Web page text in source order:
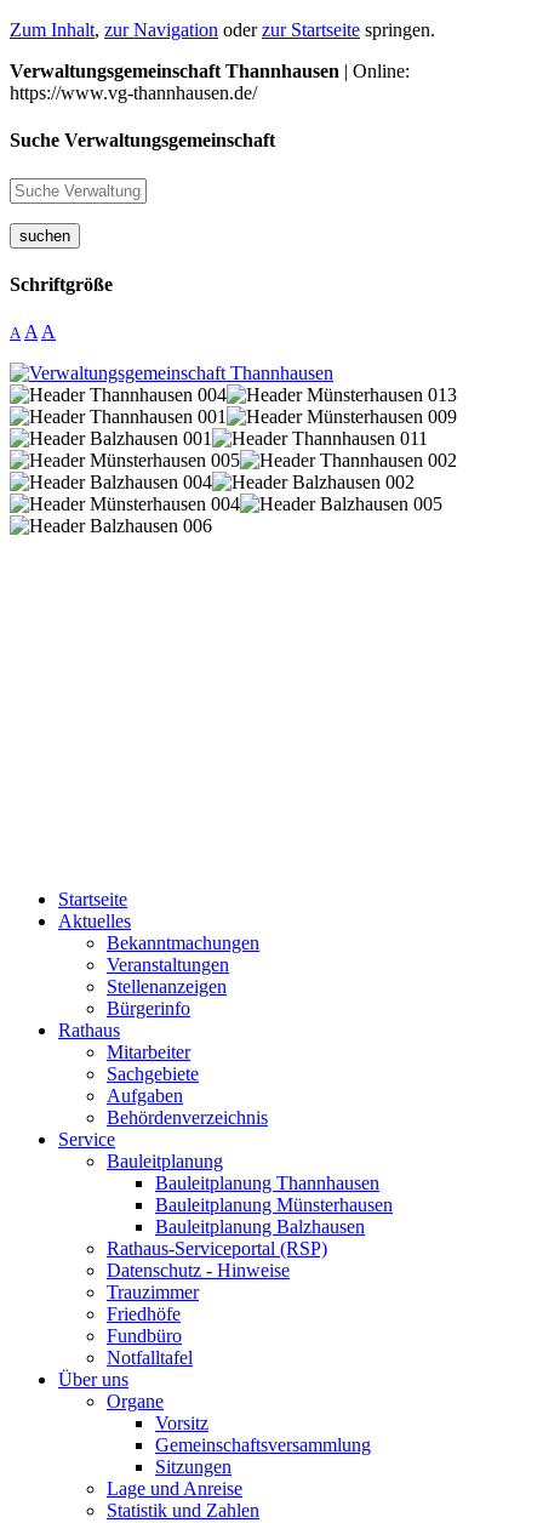
Zum Inhalt, zur Navigation oderzur Startseite springen.
Verwaltungsgemeinschaft Thannhausen | Online:
https://www.vg-thannhausen.de/
Suche Verwaltungsgemeinschaft
suchen
Schriftgröße
A A A
Startseite
Aktuelles
Bekanntmachungen
Veranstaltungen
Stellenanzeigen
Bürgerinfo
Rathaus
Mitarbeiter
Sachgebiete
Aufgaben
Behördenverzeichnis
Service
Bauleitplanung
Bauleitplanung Thannhausen
Bauleitplanung Münsterhausen
Bauleitplanung Balzhausen
Rathaus-Serviceportal (RSP)
Datenschutz - Hinweise
Trauzimmer
Friedhöfe
Fundbüro
Notfalltafel
Über uns
Organe
Vorsitz
Gemeinschaftsversammlung
Sitzungen
Lage und Anreise
Statistik und Zahlen